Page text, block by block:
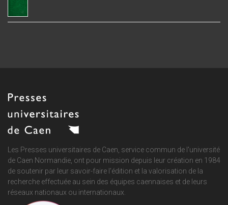
Les Presses universitaires de Caen, service commun de l'université
de Caen Normandie , ont pour mission depuis leur création en 1984
de soutenir par leur savoir-faire l'édition et la valorisation de la
recherche effectuée au sein des équipes caennaises et de leurs
réseaux nationaux ou internationaux.